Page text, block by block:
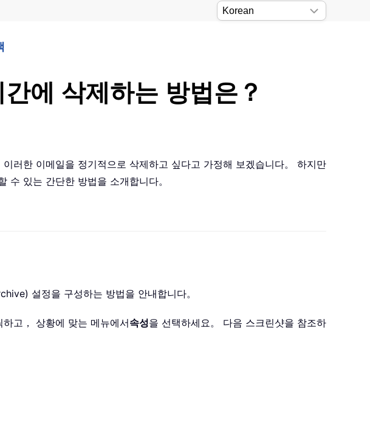
에 삭제하는 방법은？
러한 이메일을 정기적으로 삭제하고 싶다고 가정해 보겠습니다。 하지만
있는 간단한 방법을 소개합니다。
설정을 구성하는 방법을 안내합니다。
고， 상황에 맞는 메뉴에서속성을 선택하세요。 다음 스크린샷을 참조하